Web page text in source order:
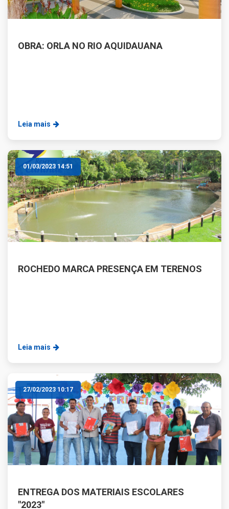
OBRA: ORLA NO RIO AQUIDAUANA
Leia mais
01/03/2023 14:51
ROCHEDO MARCA PRESENÇA EM TERENOS
Leia mais
27/02/2023 10:17
ENTREGA DOS MATERIAIS ESCOLARES
"2023"